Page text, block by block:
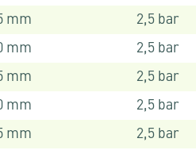
mm 2,5 bar
mm 2,5 bar
mm 2,5 bar
mm 2,5 bar
mm 2,5 bar